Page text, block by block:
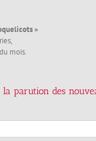
»
mois.
la parution des